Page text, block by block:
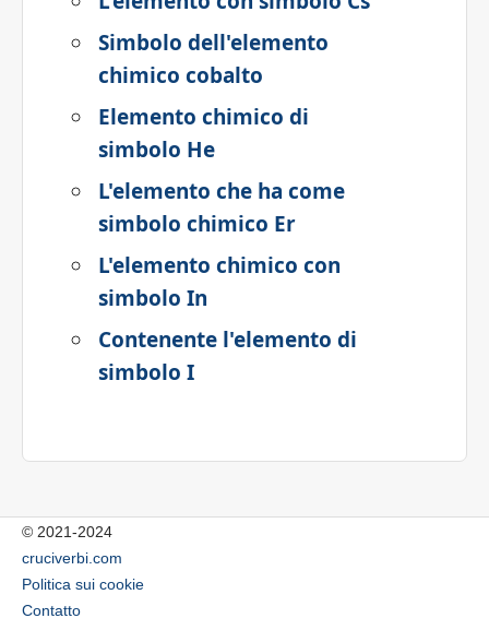
Simbolo dell'elemento
chimico cobalto
Elemento chimico di
simbolo He
L'elemento che ha come
simbolo chimico Er
L'elemento chimico con
simbolo In
Contenente l'elemento di
simbolo I
© 2021-2024
cruciverbi.com
Politica sui cookie
Contatto